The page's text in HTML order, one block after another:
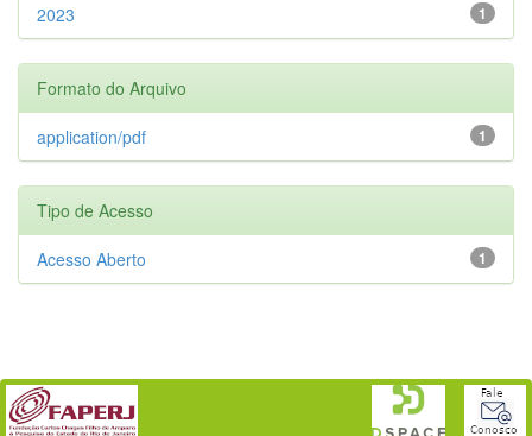
1
2023
Formato do Arquivo
1
application/pdf
Tipo de Acesso
1
Acesso Aberto